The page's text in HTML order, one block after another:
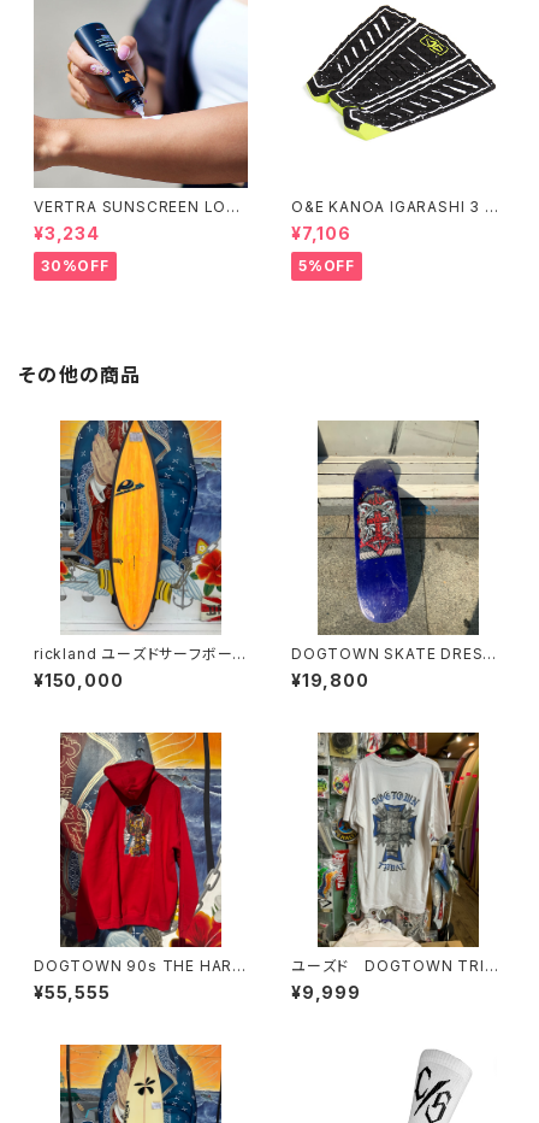
VERTRA SUNSCREEN LOTI
ON WHITE SPF 44＃
¥3,234
30%OFF
O&E KANOA IGARASHI 3 PI
ECE BLACK/LIME｜PRO SE
RIES
¥7,106
5%OFF
その他の商品
rickland ユーズドサーフボー
ド 新中古 展示品
¥150,000
DOGTOWN SKATE DRESSE
N SKATE POP SIZE ドッグタ
ウン エリックドレッセン スコ
¥19,800
DOGTOWN 90s THE HARD
WAY SUCIDALTEDENSES 1
999 WORLD TOUR デッドス
¥55,555
ユーズド DOGTOWN TRIB
AL メンズTシャツ
¥9,999